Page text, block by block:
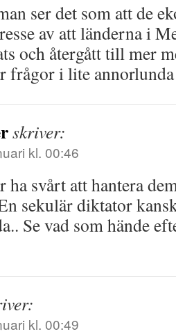
ser det som att de
av att länderna i
och återgått till mer
frågor i lite
skriver:
kl. 00:46
ha svårt att hantera
sekulär diktator
Se vad som hände
kl. 00:49